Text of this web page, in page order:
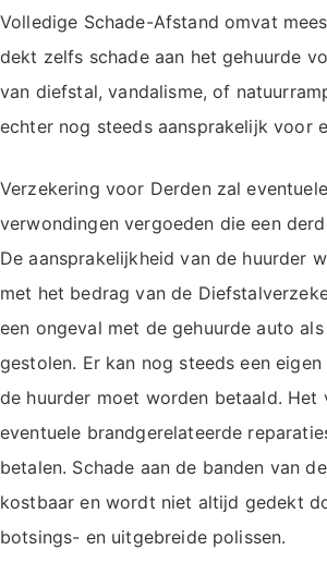
Volledige Schade-Afstand omvat
dekt zelfs schade aan het gehuurde
van diefstal, vandalisme, of
echter nog steeds aansprakelijk voor
Verzekering voor Derden zal
verwondingen vergoeden die een
De aansprakelijkheid van de huurder
met het bedrag van de
een ongeval met de gehuurde auto
gestolen. Er kan nog steeds een
de huurder moet worden betaald. Het
eventuele brandgerelateerde
betalen. Schade aan de banden van
kostbaar en wordt niet altijd gedekt
botsings- en uitgebreide polissen.